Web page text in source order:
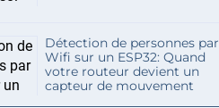
Détection de personnes par
Wifi sur un ESP32: Quand
votre routeur devient un
capteur de mouvement